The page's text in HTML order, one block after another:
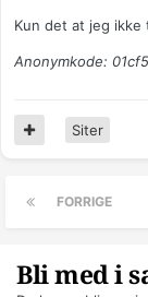
Kun det at jeg
Anonymkode:
Siter
FORRIGE
Bli med i